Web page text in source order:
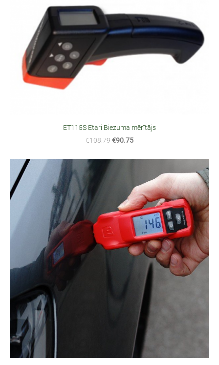
ET115S Etari Biezuma mērītājs
€108.79€90.75